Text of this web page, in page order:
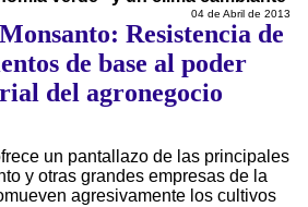
04 de Abril de 2013
Resistencia de
de base al poder
del agronegocio
un pantallazo de las principales
y otras grandes empresas de la
agresivamente los cultivos